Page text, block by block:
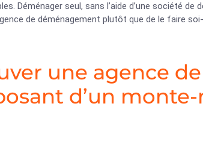
Déménager seul, sans l’aide d’une société
de déménagement plutôt que de le faire
une agence
d’un